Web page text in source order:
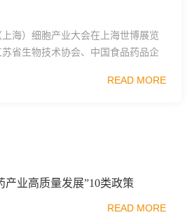
海）细胞产业大会在上海世博展览
省生物技术协会、中国食品药品企
、瑞士日内瓦长寿科学...
READ MORE
产业高质量发展”10类政策
READ MORE